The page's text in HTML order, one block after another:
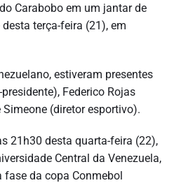
Carabobo em um jantar de
terça-feira (21), em
estiveram presentes
Federico Rojas
(diretor esportivo).
21h30 desta quarta-feira (22),
Central da Venezuela,
fase da copa Conmebol